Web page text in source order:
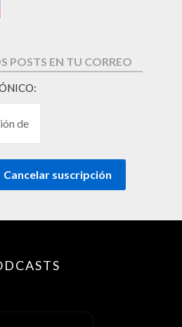
POSTS EN TU CORREO